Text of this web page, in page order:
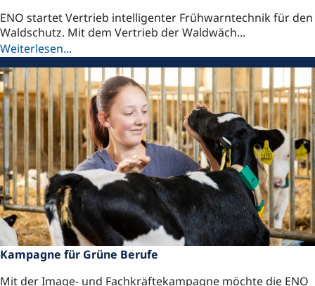
ENO startet Vertrieb intelligenter Frühwarntechnik für den
Waldschutz. Mit dem Vertrieb der Waldwäch...
Weiterlesen...
Kampagne für Grüne Berufe
Mit der Image- und Fachkräftekampagne möchte die ENO